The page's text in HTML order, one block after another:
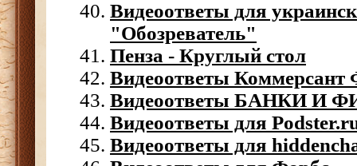
Видеоответы для
"Обозреватель"
Пенза - Круглый стол
Видеоответы
Видеоответы БАНКИ И
Видеоответы для
Видеоответы для